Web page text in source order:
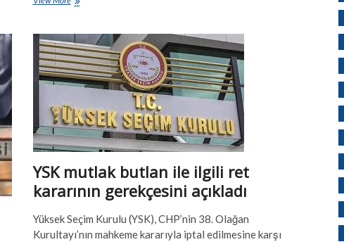
Özel…
YSK mutlak butlan ile ilgili ret
kararının gerekçesini açıkladı
Yüksek Seçim Kurulu (YSK), CHP’nin 38. Olağan
Kurultayı’nın mahkeme kararıyla iptal edilmesine karşı